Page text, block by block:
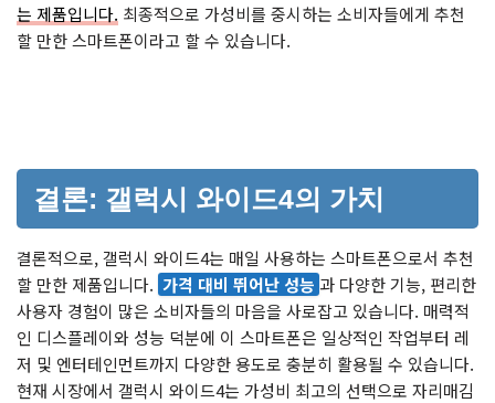
는 제품입니다. 최종적으로 가성비를 중시하는 소비자들에게 추천
할 만한 스마트폰이라고 할 수 있습니다.
결론: 갤럭시 와이드4의 가치
결론적으로, 갤럭시 와이드4는 매일 사용하는 스마트폰으로서 추천
할 만한 제품입니다. 가격 대비 뛰어난 성능 과 다양한 기능, 편리한
사용자 경험이 많은 소비자들의 마음을 사로잡고 있습니다. 매력적
인 디스플레이와 성능 덕분에 이 스마트폰은 일상적인 작업부터 레
저 및 엔터테인먼트까지 다양한 용도로 충분히 활용될 수 있습니다.
현재 시장에서 갤럭시 와이드4는 가성비 최고의 선택으로 자리매김